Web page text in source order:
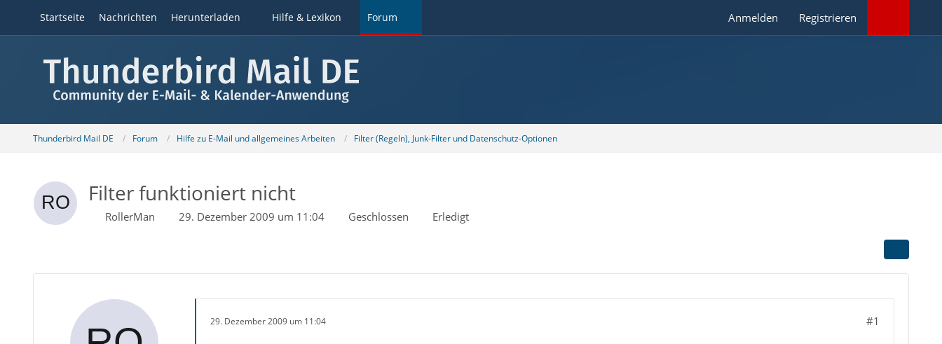
Startseite Nachrichten Herunterladen Hilfe & Lexikon Forum Anmelden Registrieren
Thunderbird Mail DE Forum Hilfe zu E-Mail und allgemeines Arbeiten Filter (Regeln), Junk-Filter und Datenschutz-Optionen
Filter funktioniert nicht
RollerMan 29. Dezember 2009 um 11:04 Geschlossen Erledigt
29. Dezember 2009 um 11:04 #1